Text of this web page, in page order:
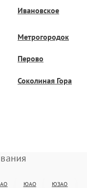
Ивановское
Метрогородок
Перово
Соколиная Гора
ЮАО ЮЗАО